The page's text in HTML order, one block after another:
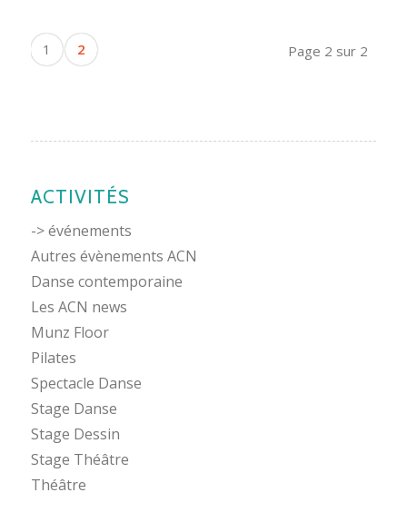
Page 2 sur 2
1 2
ACTIVITÉS
-> événements
Autres évènements ACN
Danse contemporaine
Les ACN news
Munz Floor
Pilates
Spectacle Danse
Stage Danse
Stage Dessin
Stage Théâtre
Théâtre